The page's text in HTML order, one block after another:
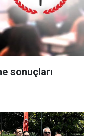
sonuçları